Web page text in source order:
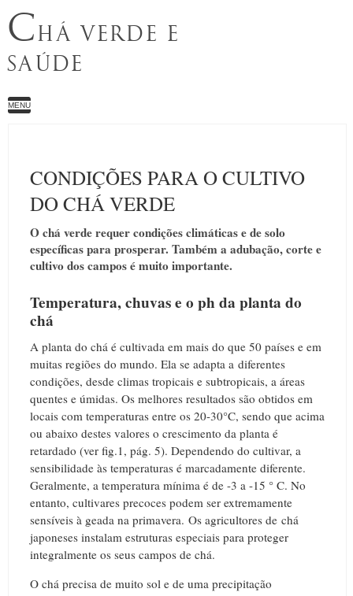
CHÁ VERDE E
SAÚDE
MENU
CONDIÇÕES PARA O CULTIVO
DO CHÁ VERDE
O chá verde requer condições climáticas e de solo
específicas para prosperar. Também a adubação, corte e
cultivo dos campos é muito importante.
Temperatura, chuvas e o ph da planta do
chá
A planta do chá é cultivada em mais do que 50 países e em
muitas regiões do mundo. Ela se adapta a diferentes
condições, desde climas tropicais e subtropicais, a áreas
quentes e úmidas. Os melhores resultados são obtidos em
locais com temperaturas entre os 20-30°C, sendo que acima
ou abaixo destes valores o crescimento da planta é
retardado (ver fig.1, pág. 5). Dependendo do cultivar, a
sensibilidade às temperaturas é marcadamente diferente.
Geralmente, a temperatura mínima é de -3 a -15 ° C. No
entanto, cultivares precoces podem ser extremamente
sensíveis à geada na primavera. Os agricultores de chá
japoneses instalam estruturas especiais para proteger
integralmente os seus campos de chá.
O chá precisa de muito sol e de uma precipitação